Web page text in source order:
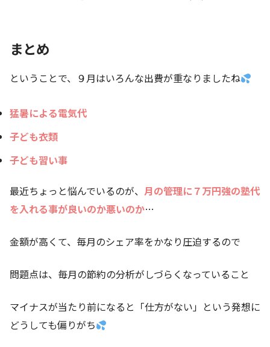
まとめ
ということで、９月はいろんな出費が重なりましたね
猛暑による電気代
子ども衣類
子ども習い事
最近ちょっと悩んでいるのが、 月の管理に７万円強の塾代
を入れる事が良いのか悪いのか…
金額が高くて、毎月のシェア率をかなり圧迫するので
問題点は、毎月の節約の分析がしづらくなっていること
マイナスが当たり前になると「仕方がない」という発想に
どうしても偏りがち